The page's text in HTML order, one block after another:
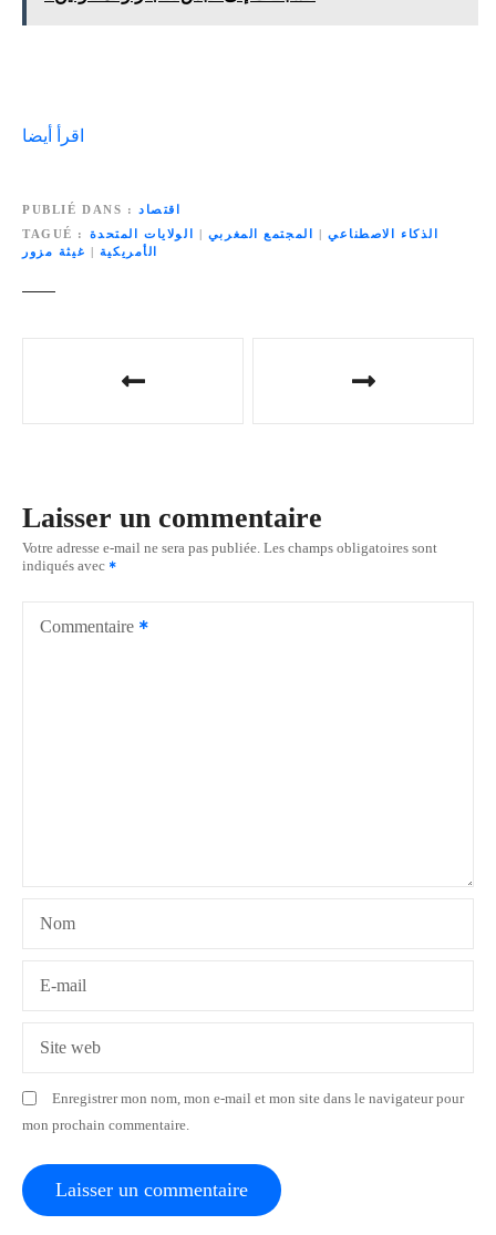
اقرأ أيضا
PUBLIÉ DANS
اقتصاد
TAGUÉ
الذكاء الاصطناعي| المجتمع المغربي | الولايات المتحدة
الأمريكية | غيثة مزور
g
a
t
i
c
l
Laisser un commentaire
Votre adresse e-mail ne sera pas publiée. Les champs obligatoires sont
indiqués avec
Commentaire
Nom
E-mail
Site web
Enregistrer mon nom, mon e-mail et mon site dans le navigateur pour
mon prochain commentaire.